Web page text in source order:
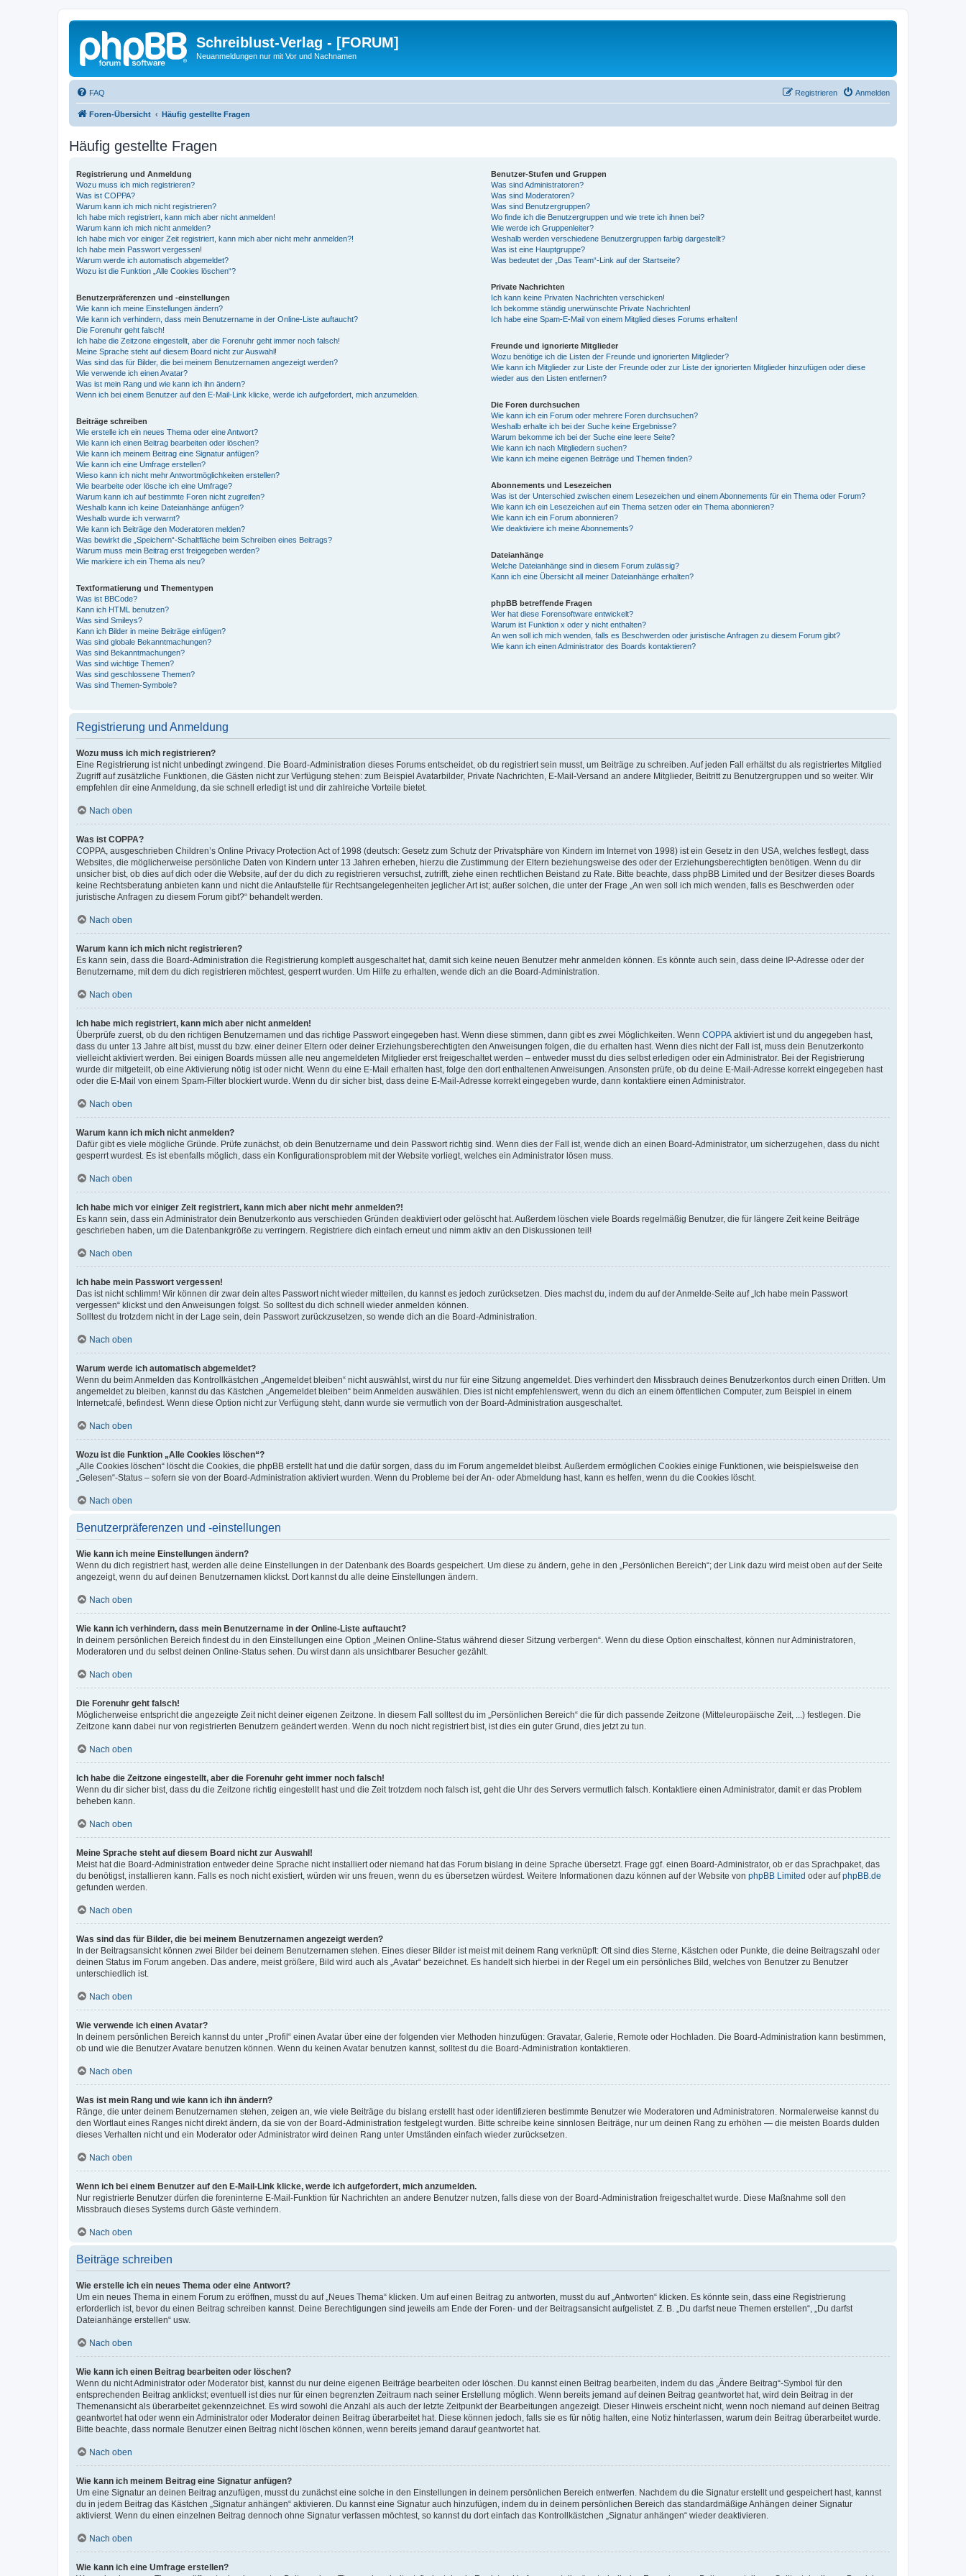
Schreiblust-Verlag - [FORUM]
Neuanmeldungen nur mit Vor und Nachnamen
FAQ Anmelden
Registrieren
Foren-Übersicht Häufig gestellte Fragen
Häufig gestellte Fragen
Registrierung und Anmeldung
Wozu muss ich mich registrieren?
Was ist COPPA?
Warum kann ich mich nicht registrieren?
Ich habe mich registriert, kann mich aber nicht anmelden!
Warum kann ich mich nicht anmelden?
Ich habe mich vor einiger Zeit registriert, kann mich aber nicht mehr anmelden?!
Ich habe mein Passwort vergessen!
Warum werde ich automatisch abgemeldet?
Wozu ist die Funktion „Alle Cookies löschen“?
Benutzerpräferenzen und -einstellungen
Wie kann ich meine Einstellungen ändern?
Wie kann ich verhindern, dass mein Benutzername in der Online-Liste auftaucht?
Die Forenuhr geht falsch!
Ich habe die Zeitzone eingestellt, aber die Forenuhr geht immer noch falsch!
Meine Sprache steht auf diesem Board nicht zur Auswahl!
Was sind das für Bilder, die bei meinem Benutzernamen angezeigt werden?
Wie verwende ich einen Avatar?
Was ist mein Rang und wie kann ich ihn ändern?
Wenn ich bei einem Benutzer auf den E-Mail-Link klicke, werde ich aufgefordert, mich anzumelden.
Beiträge schreiben
Wie erstelle ich ein neues Thema oder eine Antwort?
Wie kann ich einen Beitrag bearbeiten oder löschen?
Wie kann ich meinem Beitrag eine Signatur anfügen?
Wie kann ich eine Umfrage erstellen?
Wieso kann ich nicht mehr Antwortmöglichkeiten erstellen?
Wie bearbeite oder lösche ich eine Umfrage?
Warum kann ich auf bestimmte Foren nicht zugreifen?
Weshalb kann ich keine Dateianhänge anfügen?
Weshalb wurde ich verwarnt?
Wie kann ich Beiträge den Moderatoren melden?
Was bewirkt die „Speichern“-Schaltfläche beim Schreiben eines Beitrags?
Warum muss mein Beitrag erst freigegeben werden?
Wie markiere ich ein Thema als neu?
Textformatierung und Thementypen
Was ist BBCode?
Kann ich HTML benutzen?
Was sind Smileys?
Kann ich Bilder in meine Beiträge einfügen?
Was sind globale Bekanntmachungen?
Was sind Bekanntmachungen?
Was sind wichtige Themen?
Was sind geschlossene Themen?
Was sind Themen-Symbole?
Benutzer-Stufen und Gruppen
Was sind Administratoren?
Was sind Moderatoren?
Was sind Benutzergruppen?
Wo finde ich die Benutzergruppen und wie trete ich ihnen bei?
Wie werde ich Gruppenleiter?
Weshalb werden verschiedene Benutzergruppen farbig dargestellt?
Was ist eine Hauptgruppe?
Was bedeutet der „Das Team“-Link auf der Startseite?
Private Nachrichten
Ich kann keine Privaten Nachrichten verschicken!
Ich bekomme ständig unerwünschte Private Nachrichten!
Ich habe eine Spam-E-Mail von einem Mitglied dieses Forums erhalten!
Freunde und ignorierte Mitglieder
Wozu benötige ich die Listen der Freunde und ignorierten Mitglieder?
Wie kann ich Mitglieder zur Liste der Freunde oder zur Liste der ignorierten Mitglieder hinzufügen oder diese
wieder aus den Listen entfernen?
Die Foren durchsuchen
Wie kann ich ein Forum oder mehrere Foren durchsuchen?
Weshalb erhalte ich bei der Suche keine Ergebnisse?
Warum bekomme ich bei der Suche eine leere Seite?
Wie kann ich nach Mitgliedern suchen?
Wie kann ich meine eigenen Beiträge und Themen finden?
Abonnements und Lesezeichen
Was ist der Unterschied zwischen einem Lesezeichen und einem Abonnements für ein Thema oder Forum?
Wie kann ich ein Lesezeichen auf ein Thema setzen oder ein Thema abonnieren?
Wie kann ich ein Forum abonnieren?
Wie deaktiviere ich meine Abonnements?
Dateianhänge
Welche Dateianhänge sind in diesem Forum zulässig?
Kann ich eine Übersicht all meiner Dateianhänge erhalten?
phpBB betreffende Fragen
Wer hat diese Forensoftware entwickelt?
Warum ist Funktion x oder y nicht enthalten?
An wen soll ich mich wenden, falls es Beschwerden oder juristische Anfragen zu diesem Forum gibt?
Wie kann ich einen Administrator des Boards kontaktieren?
Registrierung und Anmeldung
Wozu muss ich mich registrieren?
Eine Registrierung ist nicht unbedingt zwingend. Die Board-Administration dieses Forums entscheidet, ob du registriert sein musst, um Beiträge zu schreiben. Auf jeden Fall erhältst du als registriertes Mitglied
Zugriff auf zusätzliche Funktionen, die Gästen nicht zur Verfügung stehen: zum Beispiel Avatarbilder, Private Nachrichten, E-Mail-Versand an andere Mitglieder, Beitritt zu Benutzergruppen und so weiter. Wir
empfehlen dir eine Anmeldung, da sie schnell erledigt ist und dir zahlreiche Vorteile bietet.
Nach oben
Was ist COPPA?
COPPA, ausgeschrieben Children’s Online Privacy Protection Act of 1998 (deutsch: Gesetz zum Schutz der Privatsphäre von Kindern im Internet von 1998) ist ein Gesetz in den USA, welches festlegt, dass
Websites, die möglicherweise persönliche Daten von Kindern unter 13 Jahren erheben, hierzu die Zustimmung der Eltern beziehungsweise des oder der Erziehungsberechtigten benötigen. Wenn du dir
unsicher bist, ob dies auf dich oder die Website, auf der du dich zu registrieren versuchst, zutrifft, ziehe einen rechtlichen Beistand zu Rate. Bitte beachte, dass phpBB Limited und der Besitzer dieses Boards
keine Rechtsberatung anbieten kann und nicht die Anlaufstelle für Rechtsangelegenheiten jeglicher Art ist; außer solchen, die unter der Frage „An wen soll ich mich wenden, falls es Beschwerden oder
juristische Anfragen zu diesem Forum gibt?“ behandelt werden.
Nach oben
Warum kann ich mich nicht registrieren?
Es kann sein, dass die Board-Administration die Registrierung komplett ausgeschaltet hat, damit sich keine neuen Benutzer mehr anmelden können. Es könnte auch sein, dass deine IP-Adresse oder der
Benutzername, mit dem du dich registrieren möchtest, gesperrt wurden. Um Hilfe zu erhalten, wende dich an die Board-Administration.
Nach oben
Ich habe mich registriert, kann mich aber nicht anmelden!
Überprüfe zuerst, ob du den richtigen Benutzernamen und das richtige Passwort eingegeben hast. Wenn diese stimmen, dann gibt es zwei Möglichkeiten. Wenn COPPA aktiviert ist und du angegeben hast,
dass du unter 13 Jahre alt bist, musst du bzw. einer deiner Eltern oder deiner Erziehungsberechtigten den Anweisungen folgen, die du erhalten hast. Wenn dies nicht der Fall ist, muss dein Benutzerkonto
vielleicht aktiviert werden. Bei einigen Boards müssen alle neu angemeldeten Mitglieder erst freigeschaltet werden – entweder musst du dies selbst erledigen oder ein Administrator. Bei der Registrierung
wurde dir mitgeteilt, ob eine Aktivierung nötig ist oder nicht. Wenn du eine E-Mail erhalten hast, folge den dort enthaltenen Anweisungen. Ansonsten prüfe, ob du deine E-Mail-Adresse korrekt eingegeben hast
oder die E-Mail von einem Spam-Filter blockiert wurde. Wenn du dir sicher bist, dass deine E-Mail-Adresse korrekt eingegeben wurde, dann kontaktiere einen Administrator.
Nach oben
Warum kann ich mich nicht anmelden?
Dafür gibt es viele mögliche Gründe. Prüfe zunächst, ob dein Benutzername und dein Passwort richtig sind. Wenn dies der Fall ist, wende dich an einen Board-Administrator, um sicherzugehen, dass du nicht
gesperrt wurdest. Es ist ebenfalls möglich, dass ein Konfigurationsproblem mit der Website vorliegt, welches ein Administrator lösen muss.
Nach oben
Ich habe mich vor einiger Zeit registriert, kann mich aber nicht mehr anmelden?!
Es kann sein, dass ein Administrator dein Benutzerkonto aus verschieden Gründen deaktiviert oder gelöscht hat. Außerdem löschen viele Boards regelmäßig Benutzer, die für längere Zeit keine Beiträge
geschrieben haben, um die Datenbankgröße zu verringern. Registriere dich einfach erneut und nimm aktiv an den Diskussionen teil!
Nach oben
Ich habe mein Passwort vergessen!
Das ist nicht schlimm! Wir können dir zwar dein altes Passwort nicht wieder mitteilen, du kannst es jedoch zurücksetzen. Dies machst du, indem du auf der Anmelde-Seite auf „Ich habe mein Passwort
vergessen“ klickst und den Anweisungen folgst. So solltest du dich schnell wieder anmelden können.
Solltest du trotzdem nicht in der Lage sein, dein Passwort zurückzusetzen, so wende dich an die Board-Administration.
Nach oben
Warum werde ich automatisch abgemeldet?
Wenn du beim Anmelden das Kontrollkästchen „Angemeldet bleiben“ nicht auswählst, wirst du nur für eine Sitzung angemeldet. Dies verhindert den Missbrauch deines Benutzerkontos durch einen Dritten. Um
angemeldet zu bleiben, kannst du das Kästchen „Angemeldet bleiben“ beim Anmelden auswählen. Dies ist nicht empfehlenswert, wenn du dich an einem öffentlichen Computer, zum Beispiel in einem
Internetcafé, befindest. Wenn diese Option nicht zur Verfügung steht, dann wurde sie vermutlich von der Board-Administration ausgeschaltet.
Nach oben
Wozu ist die Funktion „Alle Cookies löschen“?
„Alle Cookies löschen“ löscht die Cookies, die phpBB erstellt hat und die dafür sorgen, dass du im Forum angemeldet bleibst. Außerdem ermöglichen Cookies einige Funktionen, wie beispielsweise den
„Gelesen“-Status – sofern sie von der Board-Administration aktiviert wurden. Wenn du Probleme bei der An- oder Abmeldung hast, kann es helfen, wenn du die Cookies löscht.
Nach oben
Benutzerpräferenzen und -einstellungen
Wie kann ich meine Einstellungen ändern?
Wenn du dich registriert hast, werden alle deine Einstellungen in der Datenbank des Boards gespeichert. Um diese zu ändern, gehe in den „Persönlichen Bereich“; der Link dazu wird meist oben auf der Seite
angezeigt, wenn du auf deinen Benutzernamen klickst. Dort kannst du alle deine Einstellungen ändern.
Nach oben
Wie kann ich verhindern, dass mein Benutzername in der Online-Liste auftaucht?
In deinem persönlichen Bereich findest du in den Einstellungen eine Option „Meinen Online-Status während dieser Sitzung verbergen“. Wenn du diese Option einschaltest, können nur Administratoren,
Moderatoren und du selbst deinen Online-Status sehen. Du wirst dann als unsichtbarer Besucher gezählt.
Nach oben
Die Forenuhr geht falsch!
Möglicherweise entspricht die angezeigte Zeit nicht deiner eigenen Zeitzone. In diesem Fall solltest du im „Persönlichen Bereich“ die für dich passende Zeitzone (Mitteleuropäische Zeit, ...) festlegen. Die
Zeitzone kann dabei nur von registrierten Benutzern geändert werden. Wenn du noch nicht registriert bist, ist dies ein guter Grund, dies jetzt zu tun.
Nach oben
Ich habe die Zeitzone eingestellt, aber die Forenuhr geht immer noch falsch!
Wenn du dir sicher bist, dass du die Zeitzone richtig eingestellt hast und die Zeit trotzdem noch falsch ist, geht die Uhr des Servers vermutlich falsch. Kontaktiere einen Administrator, damit er das Problem
beheben kann.
Nach oben
Meine Sprache steht auf diesem Board nicht zur Auswahl!
Meist hat die Board-Administration entweder deine Sprache nicht installiert oder niemand hat das Forum bislang in deine Sprache übersetzt. Frage ggf. einen Board-Administrator, ob er das Sprachpaket, das
du benötigst, installieren kann. Falls es noch nicht existiert, würden wir uns freuen, wenn du es übersetzen würdest. Weitere Informationen dazu können auf der Website von phpBB Limited oder aufphpBB.de
gefunden werden.
Nach oben
Was sind das für Bilder, die bei meinem Benutzernamen angezeigt werden?
In der Beitragsansicht können zwei Bilder bei deinem Benutzernamen stehen. Eines dieser Bilder ist meist mit deinem Rang verknüpft: Oft sind dies Sterne, Kästchen oder Punkte, die deine Beitragszahl oder
deinen Status im Forum angeben. Das andere, meist größere, Bild wird auch als „Avatar“ bezeichnet. Es handelt sich hierbei in der Regel um ein persönliches Bild, welches von Benutzer zu Benutzer
unterschiedlich ist.
Nach oben
Wie verwende ich einen Avatar?
In deinem persönlichen Bereich kannst du unter „Profil“ einen Avatar über eine der folgenden vier Methoden hinzufügen: Gravatar, Galerie, Remote oder Hochladen. Die Board-Administration kann bestimmen,
ob und wie die Benutzer Avatare benutzen können. Wenn du keinen Avatar benutzen kannst, solltest du die Board-Administration kontaktieren.
Nach oben
Was ist mein Rang und wie kann ich ihn ändern?
Ränge, die unter deinem Benutzernamen stehen, zeigen an, wie viele Beiträge du bislang erstellt hast oder identifizieren bestimmte Benutzer wie Moderatoren und Administratoren. Normalerweise kannst du
den Wortlaut eines Ranges nicht direkt ändern, da sie von der Board-Administration festgelegt wurden. Bitte schreibe keine sinnlosen Beiträge, nur um deinen Rang zu erhöhen — die meisten Boards dulden
dieses Verhalten nicht und ein Moderator oder Administrator wird deinen Rang unter Umständen einfach wieder zurücksetzen.
Nach oben
Wenn ich bei einem Benutzer auf den E-Mail-Link klicke, werde ich aufgefordert, mich anzumelden.
Nur registrierte Benutzer dürfen die foreninterne E-Mail-Funktion für Nachrichten an andere Benutzer nutzen, falls diese von der Board-Administration freigeschaltet wurde. Diese Maßnahme soll den
Missbrauch dieses Systems durch Gäste verhindern.
Nach oben
Beiträge schreiben
Wie erstelle ich ein neues Thema oder eine Antwort?
Um ein neues Thema in einem Forum zu eröffnen, musst du auf „Neues Thema“ klicken. Um auf einen Beitrag zu antworten, musst du auf „Antworten“ klicken. Es könnte sein, dass eine Registrierung
erforderlich ist, bevor du einen Beitrag schreiben kannst. Deine Berechtigungen sind jeweils am Ende der Foren- und der Beitragsansicht aufgelistet. Z. B. „Du darfst neue Themen erstellen“, „Du darfst
Dateianhänge erstellen“ usw.
Nach oben
Wie kann ich einen Beitrag bearbeiten oder löschen?
Wenn du nicht Administrator oder Moderator bist, kannst du nur deine eigenen Beiträge bearbeiten oder löschen. Du kannst einen Beitrag bearbeiten, indem du das „Ändere Beitrag“-Symbol für den
entsprechenden Beitrag anklickst; eventuell ist dies nur für einen begrenzten Zeitraum nach seiner Erstellung möglich. Wenn bereits jemand auf deinen Beitrag geantwortet hat, wird dein Beitrag in der
Themenansicht als überarbeitet gekennzeichnet. Es wird sowohl die Anzahl als auch der letzte Zeitpunkt der Bearbeitungen angezeigt. Dieser Hinweis erscheint nicht, wenn noch niemand auf deinen Beitrag
geantwortet hat oder wenn ein Administrator oder Moderator deinen Beitrag überarbeitet hat. Diese können jedoch, falls sie es für nötig halten, eine Notiz hinterlassen, warum dein Beitrag überarbeitet wurde.
Bitte beachte, dass normale Benutzer einen Beitrag nicht löschen können, wenn bereits jemand darauf geantwortet hat.
Nach oben
Wie kann ich meinem Beitrag eine Signatur anfügen?
Um eine Signatur an deinen Beitrag anzufügen, musst du zunächst eine solche in den Einstellungen in deinem persönlichen Bereich entwerfen. Nachdem du die Signatur erstellt und gespeichert hast, kannst
du in jedem Beitrag das Kästchen „Signatur anhängen“ aktivieren. Du kannst eine Signatur auch hinzufügen, indem du in deinem persönlichen Bereich das standardmäßige Anhängen deiner Signatur
aktivierst. Wenn du einen einzelnen Beitrag dennoch ohne Signatur verfassen möchtest, so kannst du dort einfach das Kontrollkästchen „Signatur anhängen“ wieder deaktivieren.
Nach oben
Wie kann ich eine Umfrage erstellen?